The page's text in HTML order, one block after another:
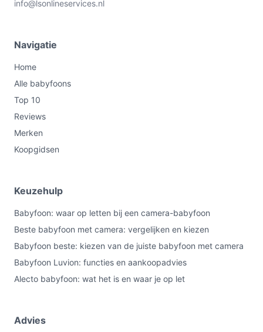
info@lsonlineservices.nl
Navigatie
Home
Alle babyfoons
Top 10
Reviews
Merken
Koopgidsen
Keuzehulp
Babyfoon: waar op letten bij een camera-babyfoon
Beste babyfoon met camera: vergelijken en kiezen
Babyfoon beste: kiezen van de juiste babyfoon met camera
Babyfoon Luvion: functies en aankoopadvies
Alecto babyfoon: wat het is en waar je op let
Advies